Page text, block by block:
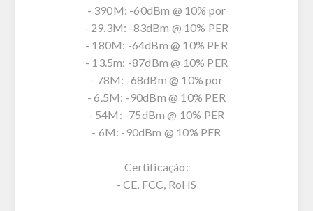
- 390M: -60dBm @ 10% por
- 29.3M: -83dBm @ 10% PER
- 180M: -64dBm @ 10% PER
- 13.5m: -87dBm @ 10% PER
- 78M: -68dBm @ 10% por
- 6.5M: -90dBm @ 10% PER
- 54M: -75dBm @ 10% PER
- 6M: -90dBm @ 10% PER
Certificação:
- CE, FCC, RoHS